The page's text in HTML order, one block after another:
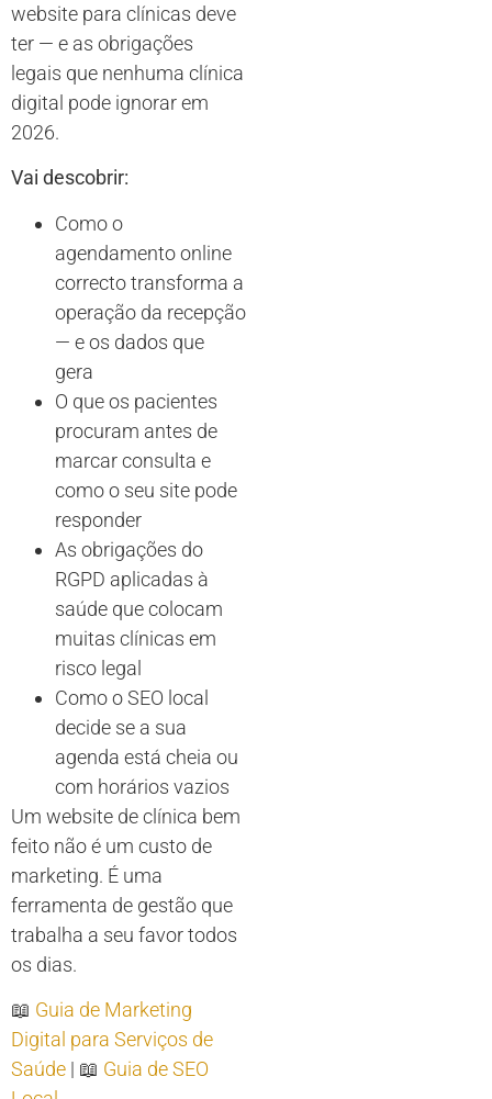
website para clínicas deve
ter — e as obrigações
legais que nenhuma clínica
digital pode ignorar em
2026.
Vai descobrir:
Como o
agendamento online
correcto transforma a
operação da recepção
— e os dados que
gera
O que os pacientes
procuram antes de
marcar consulta e
como o seu site pode
responder
As obrigações do
RGPD aplicadas à
saúde que colocam
muitas clínicas em
risco legal
Como o SEO local
decide se a sua
agenda está cheia ou
com horários vazios
Um website de clínica bem
feito não é um custo de
marketing. É uma
ferramenta de gestão que
trabalha a seu favor todos
os dias.
📖 Guia de Marketing
Digital para Serviços de
Saúde | 📖 Guia de SEO